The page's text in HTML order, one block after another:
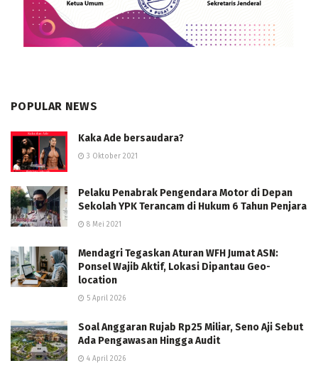
POPULAR NEWS
Kaka Ade bersaudara?
3 Oktober 2021
Pelaku Penabrak Pengendara Motor di Depan
Sekolah YPK Terancam di Hukum 6 Tahun Penjara
8 Mei 2021
Mendagri Tegaskan Aturan WFH Jumat ASN:
Ponsel Wajib Aktif, Lokasi Dipantau Geo-
location
5 April 2026
Soal Anggaran Rujab Rp25 Miliar, Seno Aji Sebut
Ada Pengawasan Hingga Audit
4 April 2026